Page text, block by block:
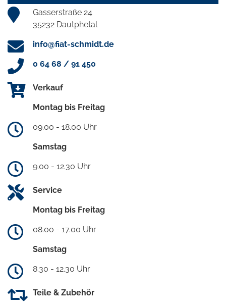
Gasserstraße 24
35232 Dautphetal
info@fiat-schmidt.de
0 64 68 / 91 450
Verkauf
Montag bis Freitag
09.00 - 18.00 Uhr
Samstag
9.00 - 12.30 Uhr
Service
Montag bis Freitag
08.00 - 17.00 Uhr
Samstag
8.30 - 12.30 Uhr
Teile & Zubehör